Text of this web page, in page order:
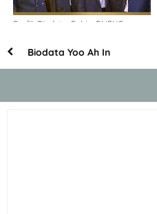
Profil, Biodata, Fakta ONEUS
Biodata Yoo Ah In